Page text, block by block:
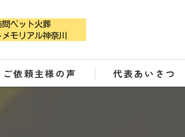
ご依頼主様の声 代表あいさつ